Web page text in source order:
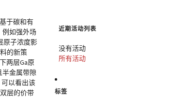
于碳和有
例如强外场
原子浓度影
的新策
两层Ga原
半金属带隙
以看出该
层的价带
近期活动列表
没有活动
所有活动
标签